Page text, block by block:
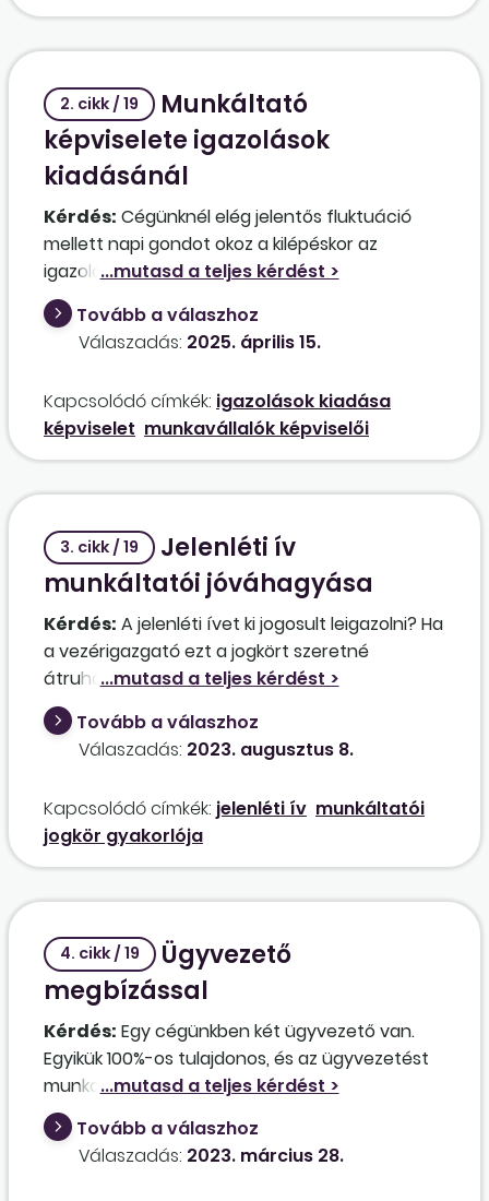
2. cikk / 19
Munkáltató
képviselete igazolások
kiadásánál
Kérdés: Cégünknél elég jelentős fluktuáció
mellett napi gondot okoz a kilépéskor az
igazolások kiadása, mivel a záró bérszámfejtés
ugyan gyorsan megtörténik, de a cégvezető(k)
nem mindig állnak rendelkezésre. Néha
elhúzódik az igazolások kiadása aláírás
igazolásokat (Foglalkoztatási igazolás, Adatlap,
Igazolás járulékalapról, 30 napot meghaladó
fizetés nélküli szabadságról stb.)? Kell-e külön
meghatalmazás, megállapodás az igazolások
cégvezetéssel ellentétben, a HR-vezető, aki
kiadja az igazolásokat, napi szinten jelen van.
Tovább a válaszhoz
Válaszadás: 2025. április 15.
Kapcsolódó címkék: igazolások kiadása
képviselet munkavállalók képviselői
3. cikk / 19
Jelenléti ív
munkáltatói jóváhagyása
Kérdés: A jelenléti ívet ki jogosult leigazolni? Ha
a vezérigazgató ezt a jogkört szeretné
átruházni a csoportvezetőkre, megteheti-e, és
ha igen, hogyan?
Tovább a válaszhoz
Válaszadás: 2023. augusztus 8.
Kapcsolódó címkék: jelenléti ív munkáltatói
jogkör gyakorlója
4. cikk / 19
Ügyvezető
megbízással
Kérdés: Egy cégünkben két ügyvezető van.
Egyikük 100%-os tulajdonos, és az ügyvezetést
munkaviszonyban látja el. A másik ügyvezető
ingyenes megbízási szerződés keretében látja
el ezt a tevékenységet, személyesen nem
működik közre, máshol áll heti 40 órát
Tovább a válaszhoz
Válaszadás: 2023. március 28.